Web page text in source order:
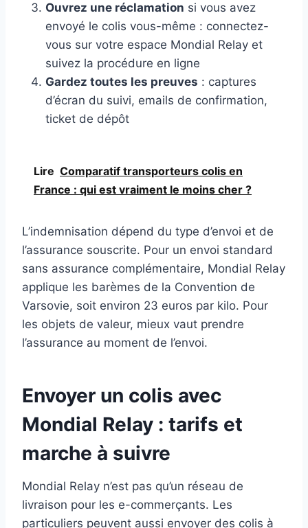
Ouvrez une réclamation si vous avez
envoyé le colis vous-même : connectez-
vous sur votre espace Mondial Relay et
suivez la procédure en ligne
Gardez toutes les preuves : captures
d’écran du suivi, emails de confirmation,
ticket de dépôt
Lire Comparatif transporteurs colis en
France : qui est vraiment le moins cher ?
L’indemnisation dépend du type d’envoi et de
l’assurance souscrite. Pour un envoi standard
sans assurance complémentaire, Mondial Relay
applique les barèmes de la Convention de
Varsovie, soit environ 23 euros par kilo. Pour
les objets de valeur, mieux vaut prendre
l’assurance au moment de l’envoi.
Envoyer un colis avec
Mondial Relay : tarifs et
marche à suivre
Mondial Relay n’est pas qu’un réseau de
livraison pour les e-commerçants. Les
particuliers peuvent aussi envoyer des colis à